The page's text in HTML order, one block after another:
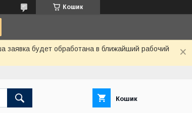
Кошик
заявка будет обработана в ближайший рабочий
Кошик